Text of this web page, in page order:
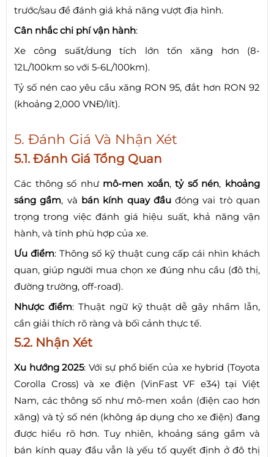
trước/sau để đánh giá khả năng vượt địa hình.
Cân nhắc chi phí vận hành:
Xe công suất/dung tích lớn tốn xăng hơn (8-
12L/100km so với 5-6L/100km).
Tỷ số nén cao yêu cầu xăng RON 95, đắt hơn RON 92
(khoảng 2,000 VNĐ/lít).
5. Đánh Giá Và Nhận Xét
5.1. Đánh Giá Tổng Quan
Các thông số như mô-men xoắn,tỷ số nén, khoảng
sáng gầm, và bán kính quay đầuđóng vai trò quan
trọng trong việc đánh giá hiệu suất, khả năng vận
hành, và tính phù hợp của xe.
Ưu điểm: Thông số kỹ thuật cung cấp cái nhìn khách
quan, giúp người mua chọn xe đúng nhu cầu (đô thị,
đường trường, off-road).
Nhược điểm: Thuật ngữ kỹ thuật dễ gây nhầm lẫn,
cần giải thích rõ ràng và bối cảnh thực tế.
5.2. Nhận Xét
Xu hướng 2025: Với sự phổ biến của xe hybrid (Toyota
Corolla Cross) và xe điện (VinFast VF e34) tại Việt
Nam, các thông số như mô-men xoắn (điện cao hơn
xăng) và tỷ số nén (không áp dụng cho xe điện) đang
được hiểu rõ hơn. Tuy nhiên, khoảng sáng gầm và
bán kính quay đầu vẫn là yếu tố quyết định ở đô thị